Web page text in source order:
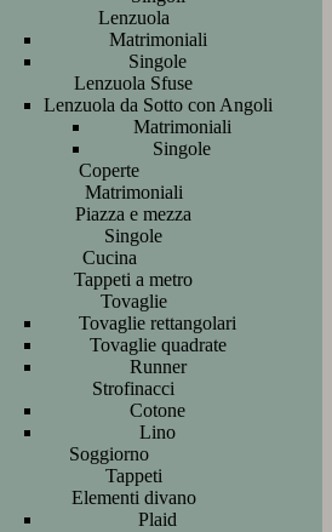
Lenzuola
Matrimoniali
Singole
Lenzuola Sfuse
Lenzuola da Sotto con Angoli
Matrimoniali
Singole
Coperte
Matrimoniali
Piazza e mezza
Singole
Cucina
Tappeti a metro
Tovaglie
Tovaglie rettangolari
Tovaglie quadrate
Runner
Strofinacci
Cotone
Lino
Soggiorno
Tappeti
Elementi divano
Plaid